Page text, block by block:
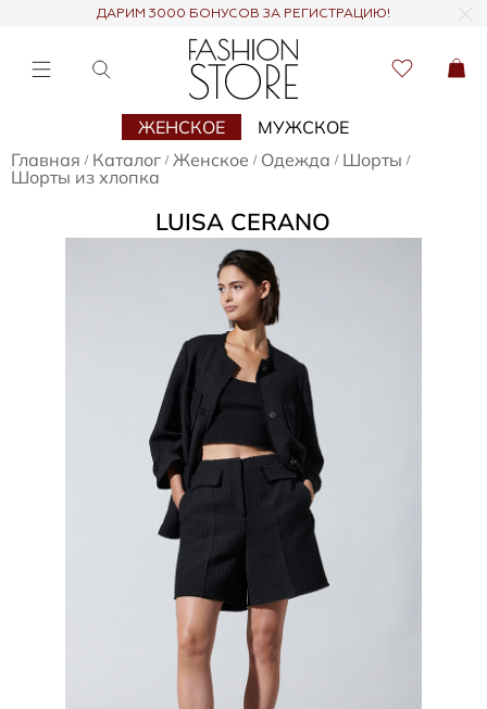
ДАРИМ 3000 БОНУСОВ ЗА РЕГИСТРАЦИЮ!
ЖЕНСКОЕ
МУЖСКОЕ
Главная / Каталог / Женское / Одежда / Шорты /
Шорты из хлопка
LUISA CERANO